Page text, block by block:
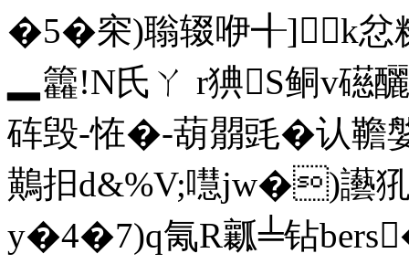
�5�穼)聬辍咿╉]k忿
▂籱!N氏ㄚ r猠S鲖v礠
砗毁-恠�-葫朤毭�认韂
鷬抇d&%V;嚖jw�)讛
y�4�7)q氞R瓤╧钻